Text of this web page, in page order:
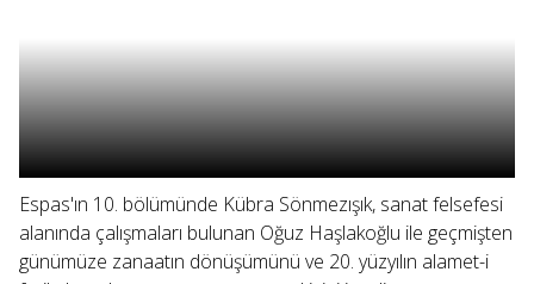
Espas'ın 10. bölümünde Kübra Sönmezışık, sanat felsefesi
alanında çalışmaları bulunan Oğuz Haşlakoğlu ile geçmişten
günümüze zanaatın dönüşümünü ve 20. yüzyılın alamet-i